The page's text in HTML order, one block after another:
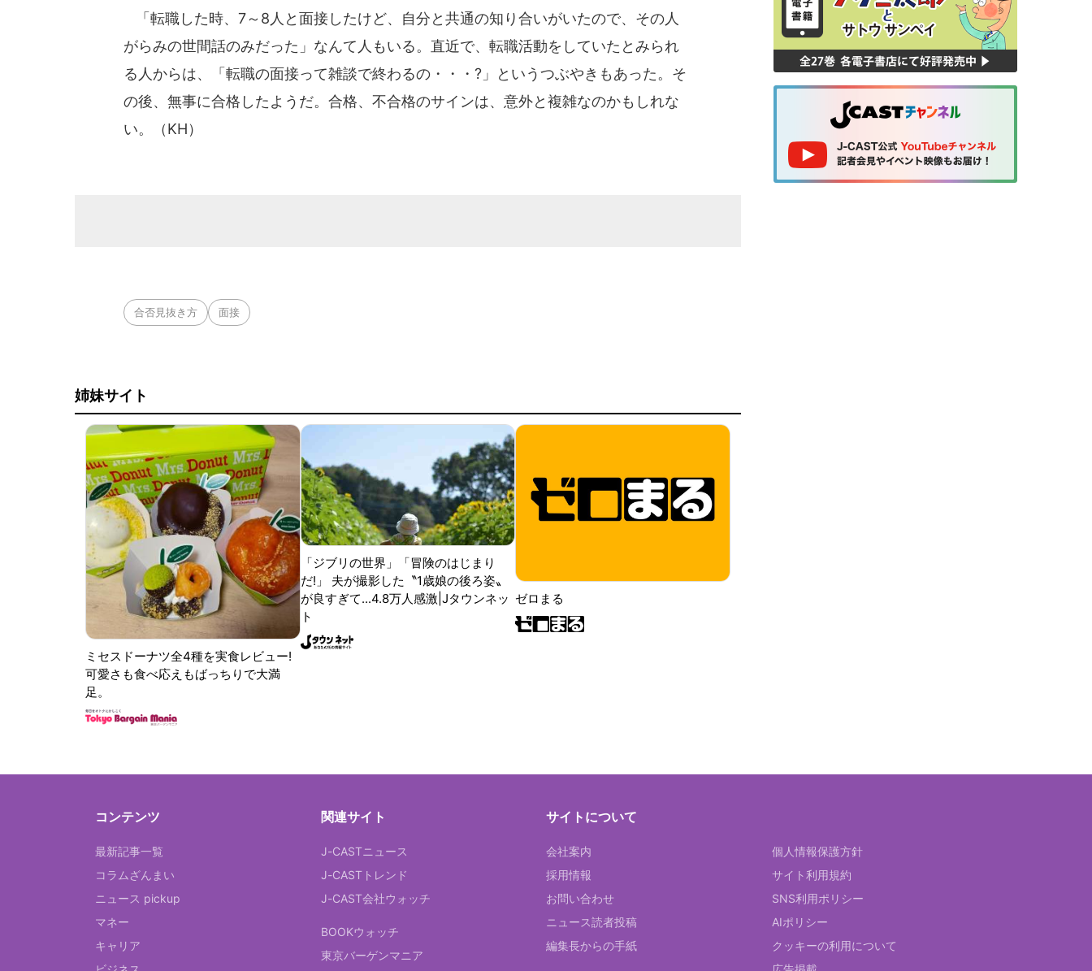
「転職した時、7～8人と面接したけど、自分と共通の知り合いがいたので、その人
がらみの世間話のみだった」なんて人もいる。直近で、転職活動をしていたとみられ
る人からは、「転職の面接って雑談で終わるの・・・?」というつぶやきもあった。そ
の後、無事に合格したようだ。合格、不合格のサインは、意外と複雑なのかもしれな
い。（KH）
合否見抜き方 面接
姉妹サイト
ミセスドーナツ全4種を実食レビュー!
可愛さも食べ応えもばっちりで大満
足。
「ジブリの世界」「冒険のはじまり
だ!」 夫が撮影した〝1歳娘の後ろ姿〟
が良すぎて...4.8万人感激|Jタウンネッ
ト
ゼロまる
コンテンツ
最新記事一覧
コラムざんまい
ニュース pickup
マネー
キャリア
関連サイト
J-CASTニュース
J-CASTトレンド
J-CAST会社ウォッチ
BOOKウォッチ
東京バーゲンマニア
サイトについて
会社案内
採用情報
お問い合わせ
ニュース読者投稿
編集長からの手紙
個人情報保護方針
サイト利用規約
SNS利用ポリシー
AIポリシー
クッキーの利用について